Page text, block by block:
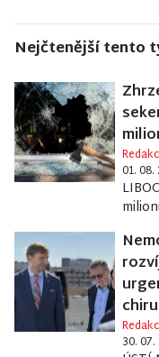
Nejčtenější tento
01. 08.
30.